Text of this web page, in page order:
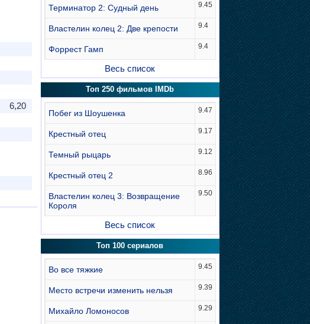
6,20
Терминатор 2: Судный день 9.45
Властелин колец 2: Две крепости 9.4
Форрест Гамп 9.4
Весь список
Топ 250 фильмов IMDb
Побег из Шоушенка 9.47
Крестный отец 9.17
Темный рыцарь 9.12
Крестный отец 2 8.96
Властелин колец 3: Возвращение
Короля
9.50
Весь список
Топ 100 сериалов
Во все тяжкие 9.45
Место встречи изменить нельзя 9.39
Михайло Ломоносов 9.29